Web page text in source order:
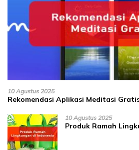
10 Agustus 2025
Rekomendasi Aplikasi Meditasi
10 Agustus 2025
Produk Ramah